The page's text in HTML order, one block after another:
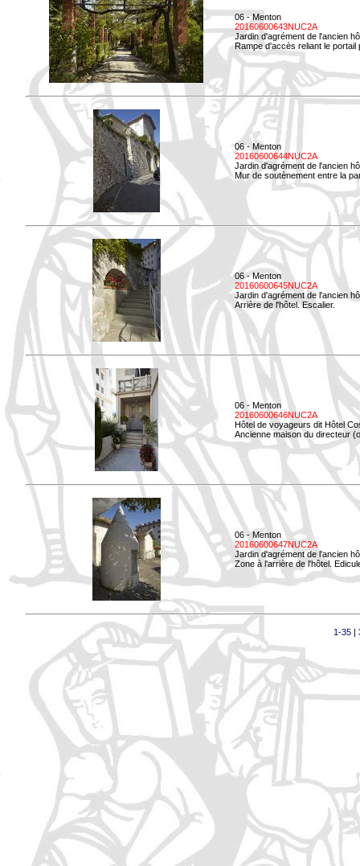
06 - Menton
20160600643NUC2A
Jardin d'agrément de l'ancien
Rampe d'accès reliant le portail
06 - Menton
20160600644NUC2A
Jardin d'agrément de l'ancien
Mur de soutènement entre la
06 - Menton
20160600645NUC2A
Jardin d'agrément de l'ancien
Arrière de l'hôtel. Escalier.
06 - Menton
20160600646NUC2A
Hôtel de voyageurs dit Hôtel
Ancienne maison du directeur
06 - Menton
20160600647NUC2A
Jardin d'agrément de l'ancien
Zone à l'arrière de l'hôtel.
1-35|